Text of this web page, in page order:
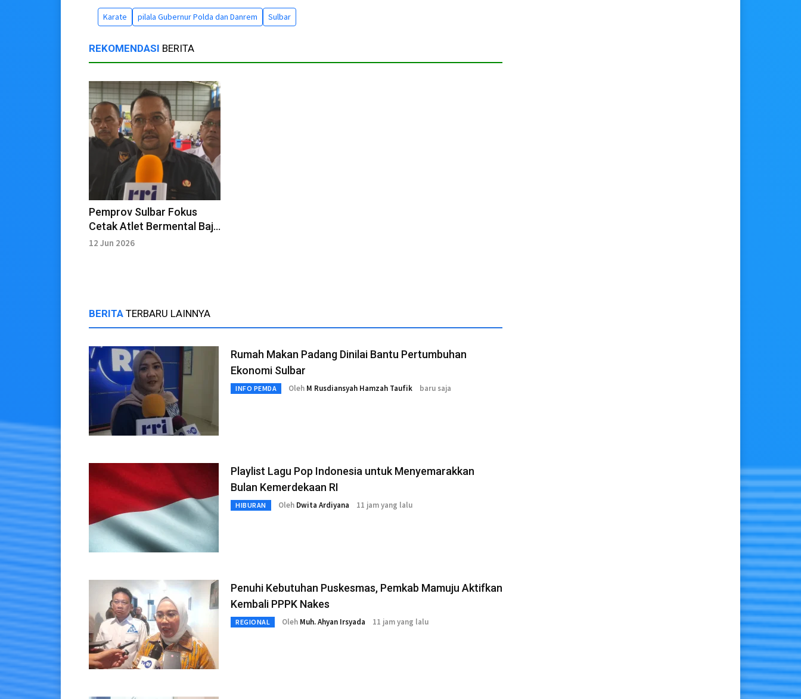
Karate pilala Gubernur Polda dan Danrem Sulbar
REKOMENDASI BERITA
Pemprov Sulbar Fokus
Cetak Atlet Bermental Baja
menuju Pentas Dunia
12 Jun 2026
BERITA TERBARU LAINNYA
Rumah Makan Padang Dinilai Bantu Pertumbuhan
Ekonomi Sulbar
INFO PEMDA Oleh M Rusdiansyah Hamzah Taufik baru saja
Playlist Lagu Pop Indonesia untuk Menyemarakkan
Bulan Kemerdekaan RI
HIBURAN Oleh Dwita Ardiyana 11 jam yang lalu
Penuhi Kebutuhan Puskesmas, Pemkab Mamuju Aktifkan
Kembali PPPK Nakes
REGIONAL Oleh Muh. Ahyan Irsyada 11 jam yang lalu